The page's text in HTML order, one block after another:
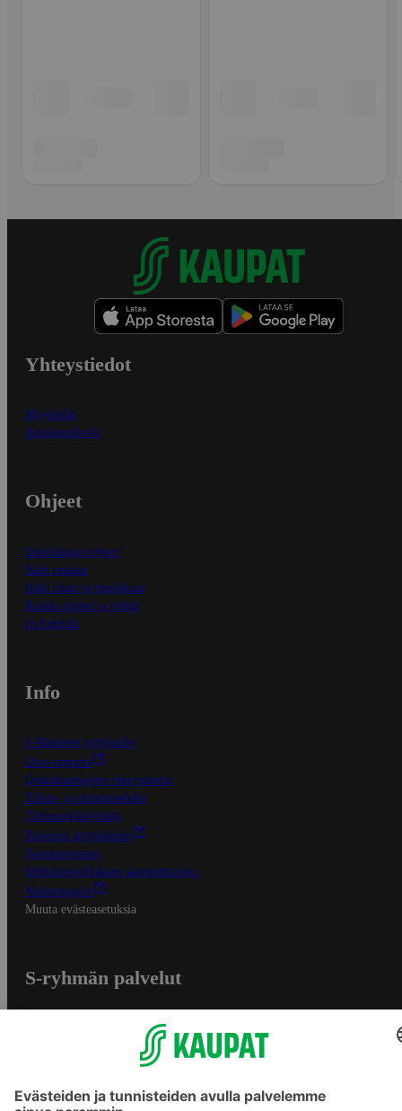
Yhteystiedot
Myymälät
Asiakaspalvelu
Ohjeet
Ensitilaajan ohjeet
Näin maksat
Näin tilaat ja muokkaat
Kaikki ohjeet ja vinkit
In English
Info
S-Business yrityksille
Oiva-raportit
Osuuskauppojen yhteystiedot
Tilaus- ja toimitusehdot
Tietosuojakäytäntö
Palvelun käyttöehdot
Saavutettavuus
Mobiilisovelluksen saavutettavuus
Mainostajalle
Muuta evästeasetuksia
S-ryhmän palvelut
Yhteishyvä Ruoka -sovellus
S-ostoslista -sovellus